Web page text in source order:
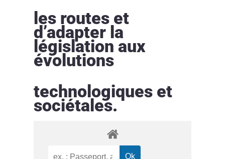
les routes et
d’adapter la
législation aux
évolutions
technologiques et
sociétales.